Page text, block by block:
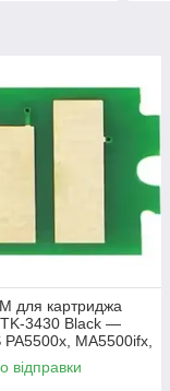
для картриджа
3430 Black —
PA5500x, MA5500ifx,
(JYD-
відправки